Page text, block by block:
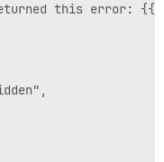
this error: {{